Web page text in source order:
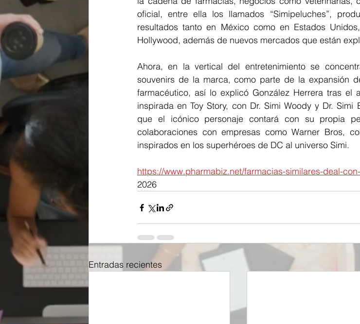
oficial, entre ella los llamados “Simipeluches”,
resultados tanto en México como en Estados
Hollywood, además de nuevos mercados que están
Ahora, en la vertical del entretenimiento se
souvenirs de la marca, como parte de la expansión
farmacéutico, así lo explicó González Herrera tras el
inspirada en Toy Story, con Dr. Simi Woody y Dr. Simi
que el icónico personaje contará con su propia
colaboraciones con empresas como Warner Bros,
inspirados en los superhéroes de DC al universo Simi.
https://www.pharmabiz.net/farmacias-similares-deal-
2026
Entradas recientes